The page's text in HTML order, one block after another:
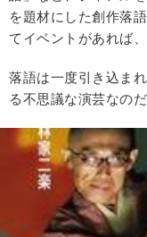
を題材にした創作落
てイベントがあれば
落語は一度引き込ま
る不思議な演芸なのだ